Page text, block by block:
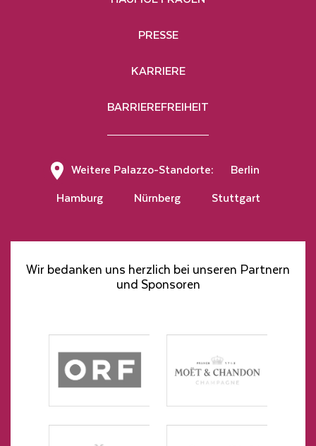
PRESSE
KARRIERE
BARRIEREFREIHEIT
Weitere Palazzo-Standorte:
Berlin
Hamburg
Nürnberg Stuttgart
Wir bedanken uns herzlich bei unseren Partnern
und Sponsoren